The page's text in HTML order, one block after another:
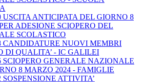
USCITA ANTICIPATA DEL GIORNO 8
ADESIONE SCIOPERO DEL
SCOLASTICO
CANDIDATURE NUOVI MEMBRI
DI QUALITA’ - IC GALILEI
SCIOPERO GENERALE NAZIONALE
8 MARZO 2024 - FAMIGLIE
SOSPENSIONE ATTIVITA’